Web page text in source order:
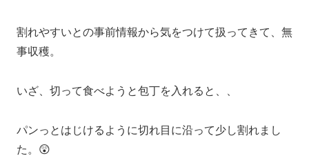
割れやすいとの事前情報から気をつけて扱ってきて、無
事収穫。
いざ、切って食べようと包丁を入れると、、
パンっとはじけるように切れ目に沿って少し割れまし
た。😲